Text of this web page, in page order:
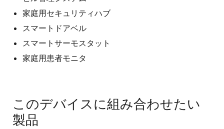
家庭用セキュリティハブ
スマートドアベル
スマートサーモスタット
家庭用患者モニタ
このデバイスに組み合わせたい
製品